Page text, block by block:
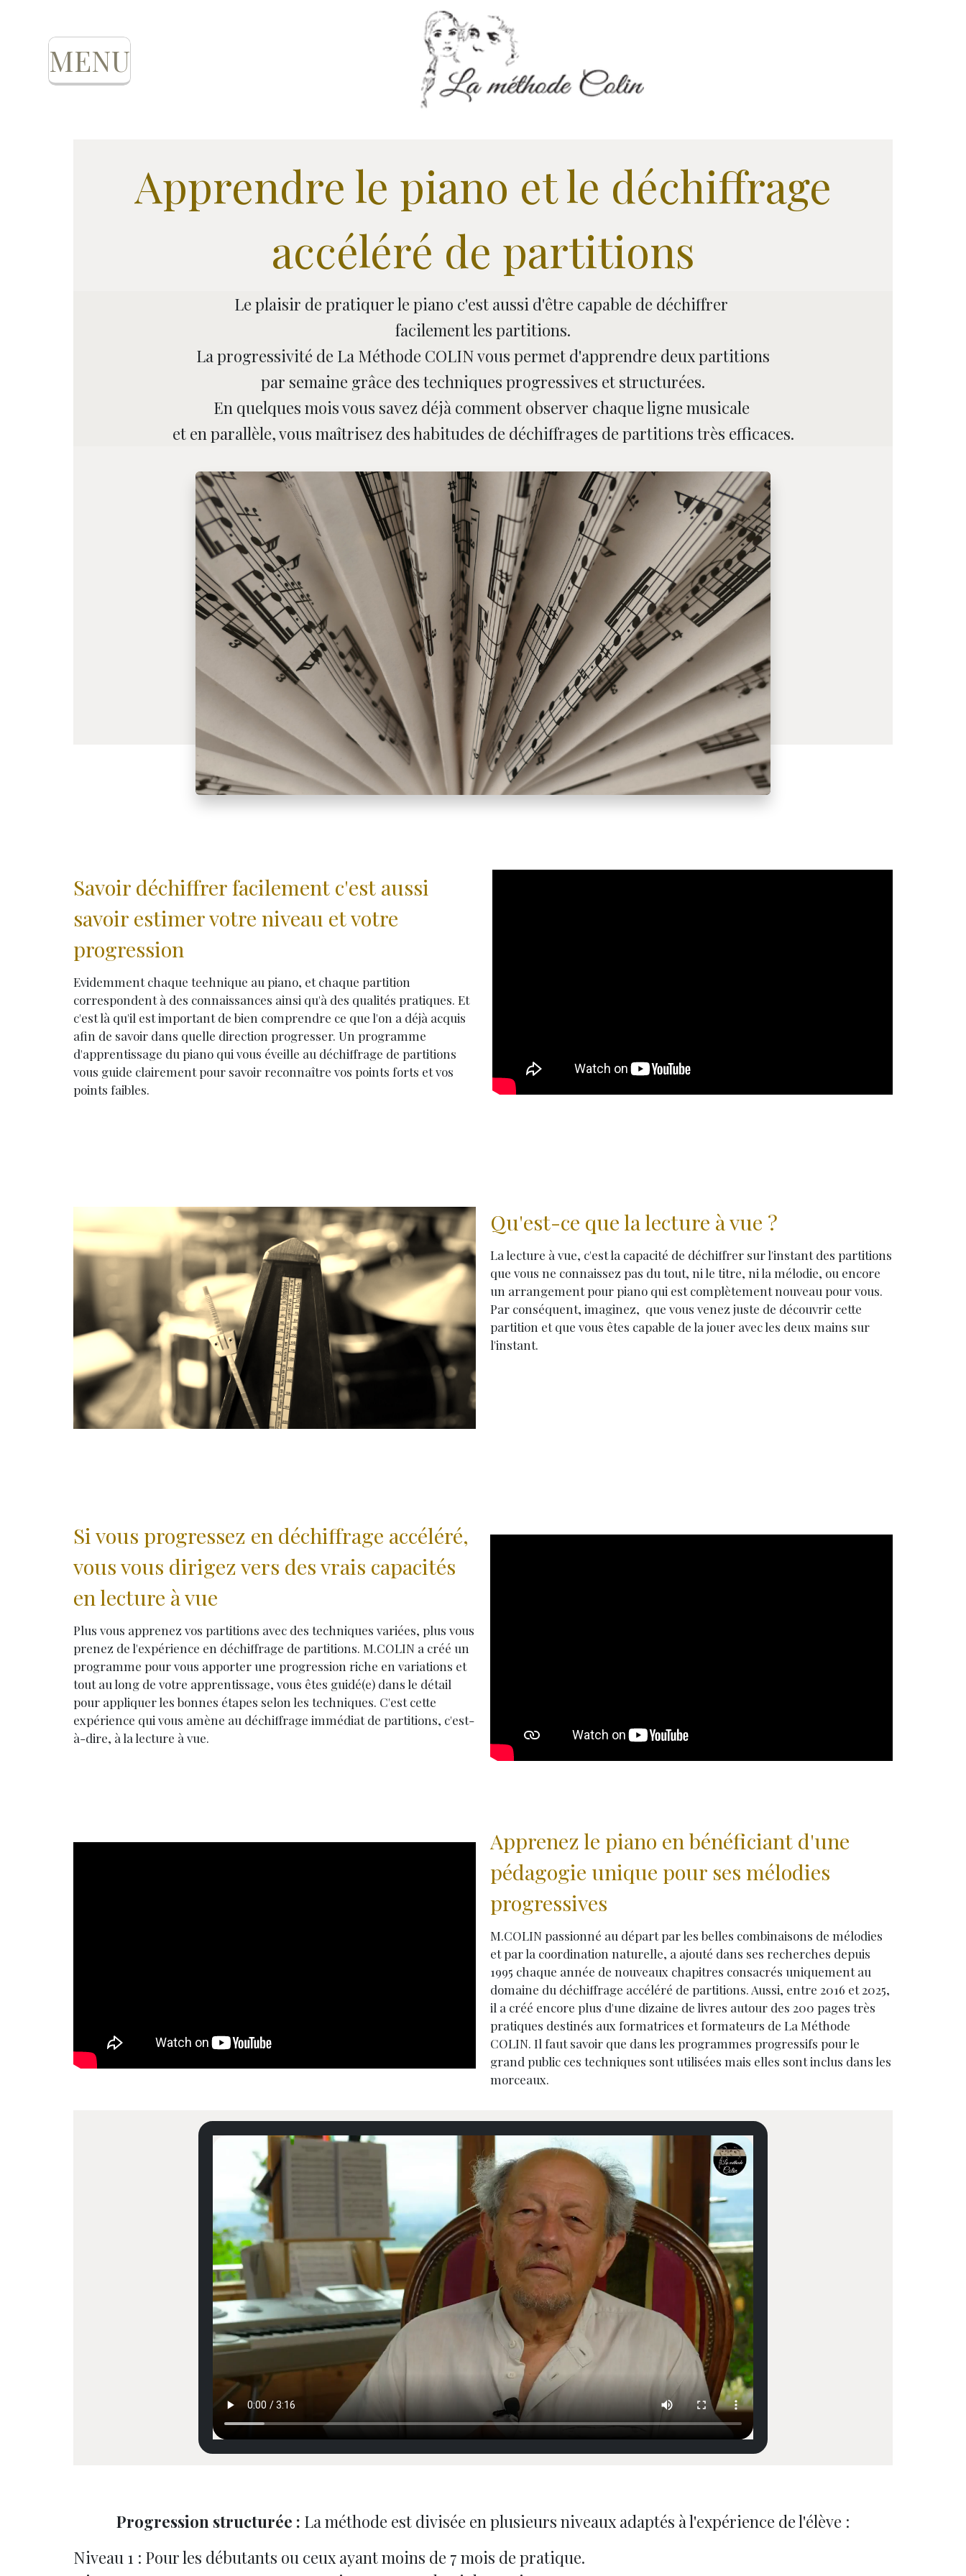
MENU
Apprendre le piano et le déchiffrage
accéléré de partitions
Le plaisir de pratiquer le piano c'est aussi d'être capable de déchiffrer
facilement les partitions.
La progressivité de La Méthode COLIN vous permet d'apprendre deux partitions
par semaine grâce des techniques progressives et structurées.
En quelques mois vous savez déjà comment observer chaque ligne musicale
et en parallèle, vous maîtrisez des habitudes de déchiffrages de partitions très efficaces.
Savoir déchiffrer facilement c'est aussi
savoir estimer votre niveau et votre
progression
Evidemment chaque teehnique au piano, et chaque partition
correspondent à des connaissances ainsi qu'à des qualités pratiques. Et
c'est là qu'il est important de bien comprendre ce que l'on a déjà acquis
afin de savoir dans quelle direction progresser. Un programme
d'apprentissage du piano qui vous éveille au déchiffrage de partitions
vous guide clairement pour savoir reconnaître vos points forts et vos
points faibles.
Qu'est-ce que la lecture à vue ?
La lecture à vue, c'est la capacité de déchiffrer sur l'instant des partitions
que vous ne connaissez pas du tout, ni le titre, ni la mélodie, ou encore
un arrangement pour piano qui est complètement nouveau pour vous.
Par conséquent, imaginez, que vous venez juste de découvrir cette
partition et que vous êtes capable de la jouer avec les deux mains sur
l'instant.
Si vous progressez en déchiffrage accéléré,
vous vous dirigez vers des vrais capacités
en lecture à vue
Plus vous apprenez vos partitions avec des techniques variées, plus vous
prenez de l'expérience en déchiffrage de partitions. M.COLIN a créé un
programme pour vous apporter une progression riche en variations et
tout au long de votre apprentissage, vous êtes guidé(e) dans le détail
pour appliquer les bonnes étapes selon les techniques. C'est cette
expérience qui vous amène au déchiffrage immédiat de partitions, c'est-
à-dire, à la lecture à vue.
Apprenez le piano en bénéficiant d'une
pédagogie unique pour ses mélodies
progressives
M.COLIN passionné au départ par les belles combinaisons de mélodies
et par la coordination naturelle, a ajouté dans ses recherches depuis
1995 chaque année de nouveaux chapitres consacrés uniquement au
domaine du déchiffrage accéléré de partitions. Aussi, entre 2016 et 2025,
il a créé encore plus d'une dizaine de livres autour des 200 pages très
pratiques destinés aux formatrices et formateurs de La Méthode
COLIN. Il faut savoir que dans les programmes progressifs pour le
grand public ces techniques sont utilisées mais elles sont inclus dans les
morceaux.
Progression structurée : La méthode est divisée en plusieurs niveaux adaptés à l'expérience de l'élève :
Niveau 1 : Pour les débutants ou ceux ayant moins de 7 mois de pratique.